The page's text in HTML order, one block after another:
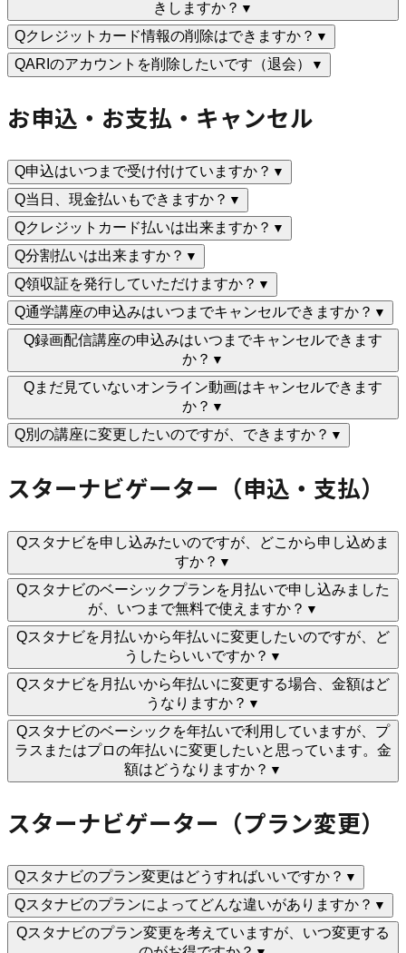
きしますか？ ▼
Qクレジットカード情報の削除はできますか？ ▼
QARIのアカウントを削除したいです（退会） ▼
お申込・お支払・キャンセル
Q申込はいつまで受け付けていますか？ ▼
Q当日、現金払いもできますか？ ▼
Qクレジットカード払いは出来ますか？ ▼
Q分割払いは出来ますか？ ▼
Q領収証を発行していただけますか？ ▼
Q通学講座の申込みはいつまでキャンセルできますか？ ▼
Q録画配信講座の申込みはいつまでキャンセルできます
か？ ▼
Qまだ見ていないオンライン動画はキャンセルできます
か？ ▼
Q別の講座に変更したいのですが、できますか？ ▼
スターナビゲーター（申込・支払）
Qスタナビを申し込みたいのですが、どこから申し込めま
すか？ ▼
Qスタナビのベーシックプランを月払いで申し込みました
が、いつまで無料で使えますか？ ▼
Qスタナビを月払いから年払いに変更したいのですが、ど
うしたらいいですか？ ▼
Qスタナビを月払いから年払いに変更する場合、金額はど
うなりますか？ ▼
Qスタナビのベーシックを年払いで利用していますが、プ
ラスまたはプロの年払いに変更したいと思っています。金
額はどうなりますか？ ▼
スターナビゲーター（プラン変更）
Qスタナビのプラン変更はどうすればいいですか？ ▼
Qスタナビのプランによってどんな違いがありますか？ ▼
Qスタナビのプラン変更を考えていますが、いつ変更する